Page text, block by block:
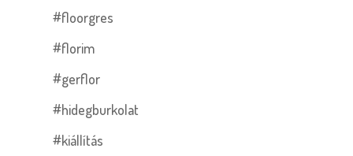
#floorgres
#florim
#gerflor
#hidegburkolat
#kiállítás